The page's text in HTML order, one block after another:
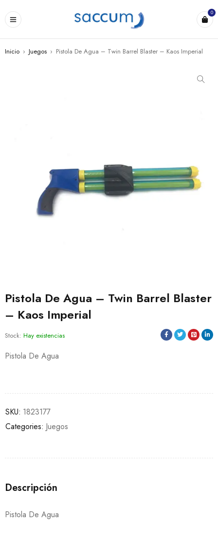
0
Inicio › Juegos › Pistola De Agua – Twin Barrel Blaster – Kaos Imperial
Pistola De Agua – Twin Barrel Blaster
– Kaos Imperial
Stock: Hay existencias
Pistola De Agua
SKU: 1823177
Categories: Juegos
Descripción
Pistola De Agua